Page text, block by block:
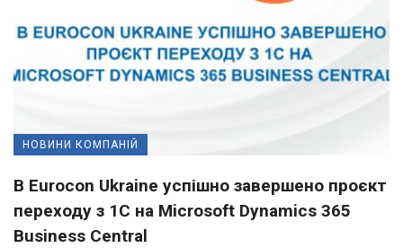
НОВИНИ КОМПАНІЙ
В Eurocon Ukraine успішно завершено проєкт
переходу з 1С на Microsoft Dynamics 365
Business Central